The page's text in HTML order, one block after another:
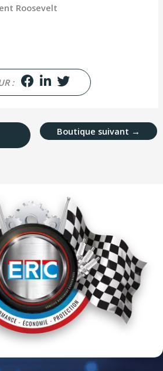
Roosevelt
:
Boutique suivant →